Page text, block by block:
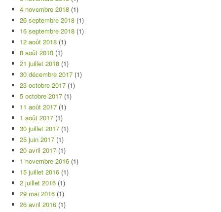
4 novembre 2018 (1)
26 septembre 2018 (1)
16 septembre 2018 (1)
12 août 2018 (1)
8 août 2018 (1)
21 juillet 2018 (1)
30 décembre 2017 (1)
23 octobre 2017 (1)
5 octobre 2017 (1)
11 août 2017 (1)
1 août 2017 (1)
30 juillet 2017 (1)
25 juin 2017 (1)
20 avril 2017 (1)
1 novembre 2016 (1)
15 juillet 2016 (1)
2 juillet 2016 (1)
29 mai 2016 (1)
26 avril 2016 (1)